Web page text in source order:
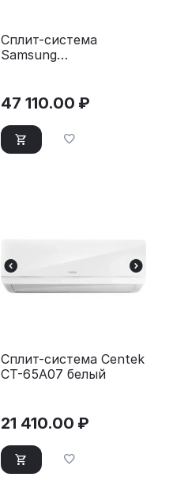
Сплит-система
Samsung
25 м²)
47 110.00 ₽
Сплит-система Centek
CT-65A07 белый
21 410.00 ₽